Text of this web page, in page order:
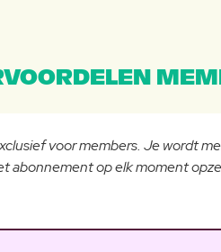
voor members. Je wordt
abonnement op elk moment